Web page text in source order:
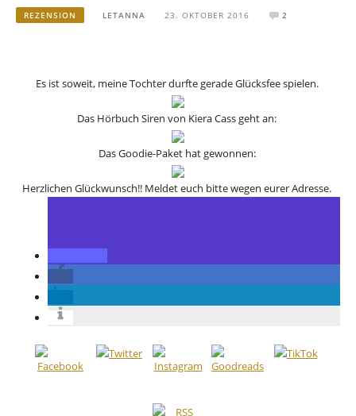
REZENSION LETANNA 23. OKTOBER 2016 2
Es ist soweit, meine Tochter durfte gerade Glücksfee spielen.
Das Hörbuch Siren von Kiera Cass geht an:
Das Goodie-Paket hat gewonnen:
Herzlichen Glückwunsch!! Meldet euch bitte wegen eurer Adresse.